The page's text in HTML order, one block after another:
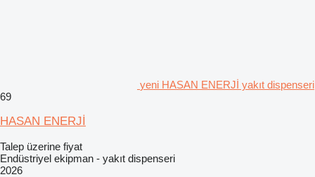
yeni HASAN ENERJİ yakıt dispenseri
69
HASAN ENERJİ
Talep üzerine fiyat
Endüstriyel ekipman - yakıt dispenseri
2026